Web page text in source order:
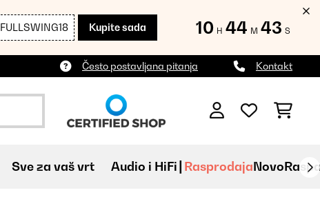
FULLSWING18 Kupite sada 10 H 44 M 41 S
Često postavljana pitanja Kontakt
Sve za vaš vrt Audio i HiFi RasprodajaNovo